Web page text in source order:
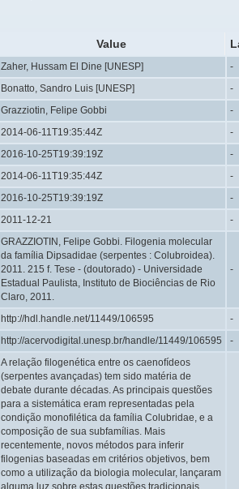
Value
Zaher, Hussam El Dine [UNESP]
-
Bonatto, Sandro Luis [UNESP]
-
Grazziotin, Felipe Gobbi
-
2014-06-11T19:35:44Z
-
2016-10-25T19:39:19Z
-
2014-06-11T19:35:44Z
-
2016-10-25T19:39:19Z
-
2011-12-21 -
GRAZZIOTIN, Felipe Gobbi. Filogenia molecular
da família Dipsadidae (serpentes : Colubroidea).
2011. 215 f. Tese - (doutorado) - Universidade
Estadual Paulista, Instituto de Biociências de Rio
Claro, 2011.
-
http://hdl.handle.net/11449/106595
-
http://acervodigital.unesp.br/handle/11449/106595
-
A relação filogenética entre os caenofídeos
(serpentes avançadas) tem sido matéria de
debate durante décadas. As principais questões
para a sistemática eram representadas pela
condição monofilética da família Colubridae, e a
composição de sua subfamílias. Mais
recentemente, novos métodos para inferir
filogenias baseadas em critérios objetivos, bem
como a utilização da biologia molecular, lançaram
alguma luz sobre estas questões tradicionais.